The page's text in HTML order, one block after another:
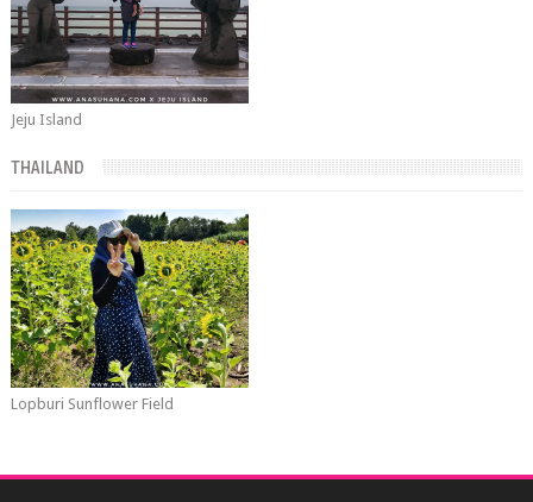
Jeju Island
THAILAND
Lopburi Sunflower Field